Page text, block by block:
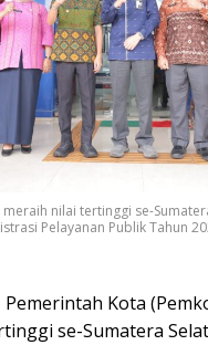
nilai tertinggi se-
Pelayanan Publik Tahun
Pemerintah Kota
se-Sumatera